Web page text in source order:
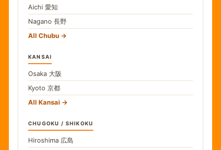
Aichi 愛知
Nagano 長野
All Chubu
KANSAI
Osaka 大阪
Kyoto 京都
All Kansai
CHUGOKU / SHIKOKU
Hiroshima 広島